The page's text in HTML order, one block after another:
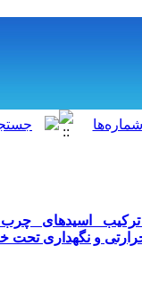
اسیدهای